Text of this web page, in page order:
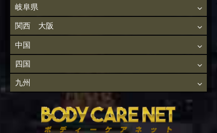
岐阜県
関西 大阪
中国
四国
九州